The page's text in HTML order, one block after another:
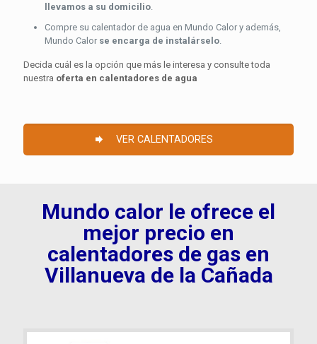
llevamos a su domicilio
Compre su calentador de agua en Mundo Calor y además,
Mundo Calor se encarga de instalárselo
Decida cuál es la opción que más le interesa y consulte toda
nuestra oferta en calentadores de agua
VER CALENTADORES
Mundo calor le ofrece el
mejor precio en
calentadores de gas en
Villanueva de la Cañada